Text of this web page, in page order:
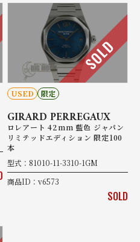
SOLD
USED 限定
GIRARD PERREGAUX
ロレアート 42mm 藍色 ジャパン
リミテッドエディション 限定100
本
型式：81010-11-3310-1GM
商品ID：v6573
SOLD